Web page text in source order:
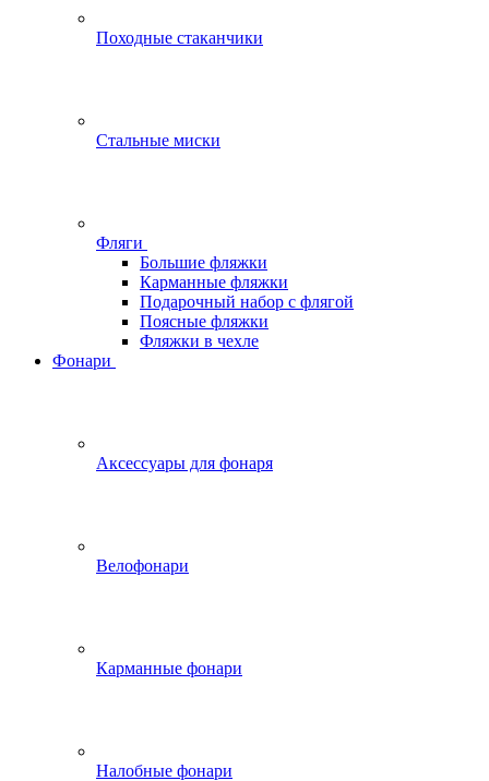
Походные стаканчики
Стальные миски
Фляги
Большие фляжки
Карманные фляжки
Подарочный набор с флягой
Поясные фляжки
Фляжки в чехле
Фонари
Аксессуары для фонаря
Велофонари
Карманные фонари
Налобные фонари